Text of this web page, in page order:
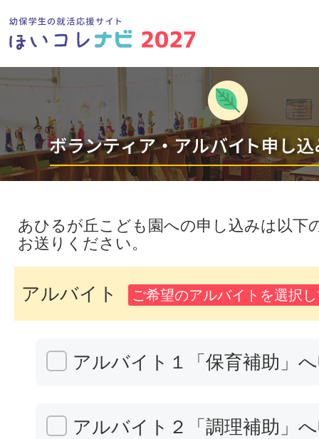
あひるが丘こども園への申し込みは以下
お送りください。
アルバイト ご希望のアルバイトを選択
アルバイト１「保育補助」
アルバイト２「調理補助」